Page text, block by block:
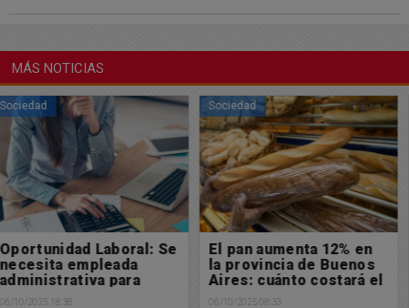
MÁS NOTICIAS
Sociedad
El pan aumenta 12% en
la provincia de Buenos
Aires: cuánto costará el
kilo
06/10/2025 08:33
Sociedad
Muy feliz domingo para
tod@s
05/10/2025 09:08